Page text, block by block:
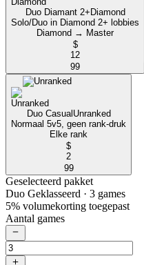
Duo Diamant 2+ Diamond
Solo/Duo in Diamond 2+ lobbies
Diamond → Master
$
12
99
Duo Casual Unranked
Normaal 5v5, geen rank-druk
Elke rank
$
2
99
Geselecteerd pakket
Duo Geklasseerd · 3 games
5% volumekorting toegepast
Aantal games